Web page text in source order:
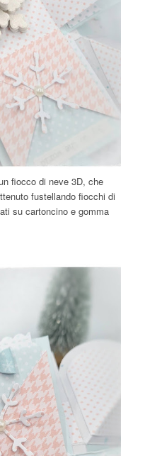
fiocco di neve 3D, che
fustellando fiocchi di
su cartoncino e gomma